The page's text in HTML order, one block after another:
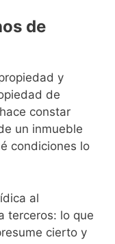
de
y
de
constar
un inmueble
condiciones lo
al
terceros: lo que
cierto y